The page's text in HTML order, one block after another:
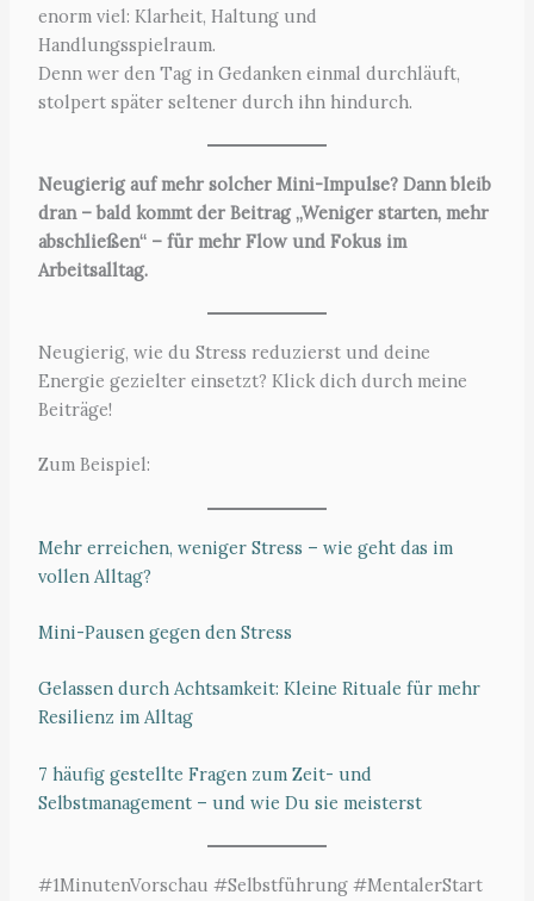
enorm viel: Klarheit, Haltung und
Handlungsspielraum.
Denn wer den Tag in Gedanken einmal durchläuft,
stolpert später seltener durch ihn hindurch.
Neugierig auf mehr solcher Mini-Impulse? Dann bleib
dran – bald kommt der Beitrag „Weniger starten, mehr
abschließen“ – für mehr Flow und Fokus im
Arbeitsalltag.
Neugierig, wie du Stress reduzierst und deine
Energie gezielter einsetzt? Klick dich durch meine
Beiträge!
Zum Beispiel:
Mehr erreichen, weniger Stress – wie geht das im
vollen Alltag?
Mini-Pausen gegen den Stress
Gelassen durch Achtsamkeit: Kleine Rituale für mehr
Resilienz im Alltag
7 häufig gestellte Fragen zum Zeit- und
Selbstmanagement – und wie Du sie meisterst
#1MinutenVorschau #Selbstführung #MentalerStart